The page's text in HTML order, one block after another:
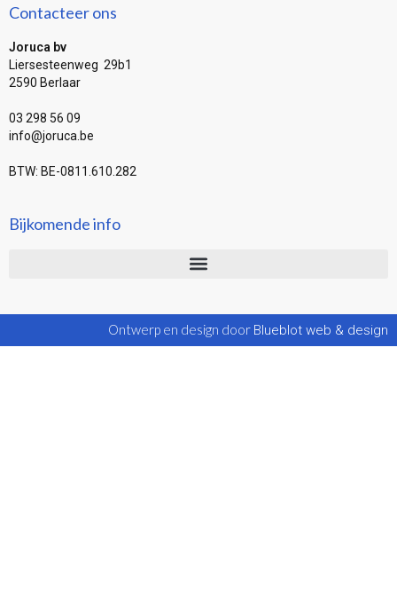
Contacteer ons
Joruca bv
Liersesteenweg 29b1
2590 Berlaar
03 298 56 09
info@joruca.be
BTW: BE-0811.610.282
Bijkomende info
Ontwerp en design door Blueblot web & design